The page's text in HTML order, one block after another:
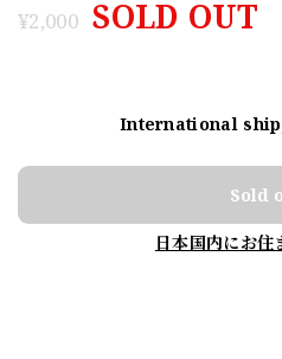
¥2,000 SOLD OUT
International
Sold
日本国内にお住